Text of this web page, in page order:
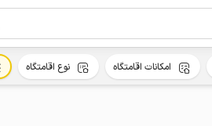
امکانات اقامتگاه نوع اقامتگاه